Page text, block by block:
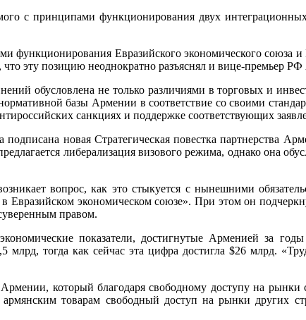
с принципами функционирования двух
функционирования Евразийского экономического союза
эту позицию неоднократно разъяснял и вице-премьер
обусловлена не только различиями в торговых и
базы Армении в соответствие со своими
санкциях и поддержке соответствующих
новая Стратегическая повестка партнерства
либерализация визового режима, однако она
вопрос, как это стыкуется с нынешними
Евразийском экономическом союзе». При этом он
правом.
показатели, достигнутые Арменией за
тогда как сейчас эта цифра достигла $26 млрд.
который благодаря свободному доступу на
товарам свободный доступ на рынки других